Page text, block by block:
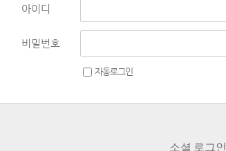
아이디
비밀번호
자동로그인
소셜 로그인